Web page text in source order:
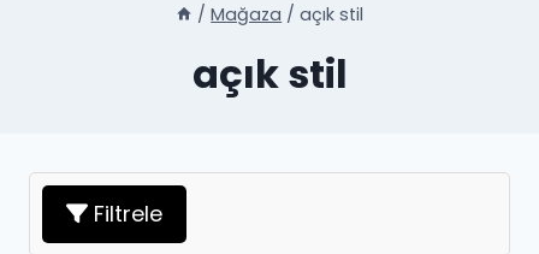
/ Mağaza / açık stil
açık stil
Filtrele